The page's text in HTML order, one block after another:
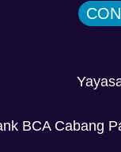
BCA Cabang